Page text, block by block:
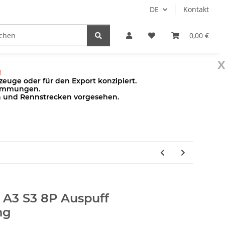
DE Kontakt
0,00 €
Pumpen
x
oder für den Export konzipiert.
Rennstrecken vorgesehen.
S3 8P Auspuff